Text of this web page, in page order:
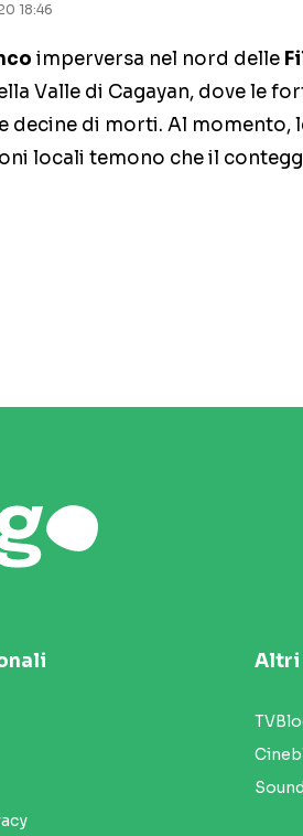
18:46
imperversa nel nord delle
Valle di Cagayan, dove le
decine di morti. Al momento,
locali temono che il
Altri